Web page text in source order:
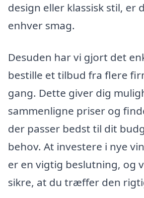
design eller klassisk stil, er
enhver smag.
Desuden har vi gjort det
bestille et tilbud fra flere
gang. Dette giver dig
sammenligne priser og
der passer bedst til dit
behov. At investere i nye
er en vigtig beslutning, og
sikre, at du træffer den